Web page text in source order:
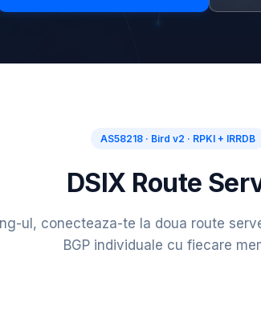
AS58218 · Bird v2 · RPKI + IRRDB
DSIX Route
ul, conecteaza-te la doua route
BGP individuale cu fiecare